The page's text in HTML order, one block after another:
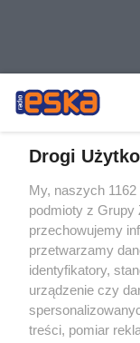
Drogi
My, naszych
podmioty z Grupy
przechowujemy
przetwarzamy
identyfikatory,
urządzenie czy
treści, pomiar